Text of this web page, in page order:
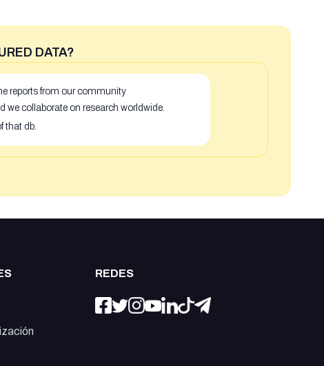
DATA?
reports from our community
collaborate on research worldwide.
that db.
REDES